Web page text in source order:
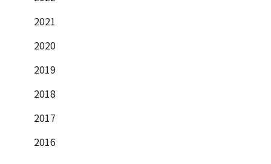
2021
2020
2019
2018
2017
2016